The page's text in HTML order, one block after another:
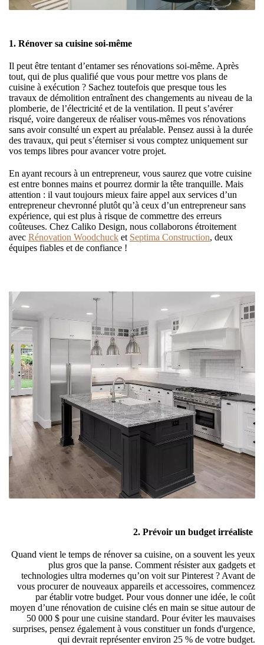
1. Rénover sa cuisine soi-même
Il peut être tentant d’entamer ses rénovations soi-même. Après
tout, qui de plus qualifié que vous pour mettre vos plans de
cuisine à exécution ? Sachez toutefois que presque tous les
travaux de démolition entraînent des changements au niveau de la
plomberie, de l’électricité et de la ventilation. Il peut s’avérer
risqué, voire dangereux de réaliser vous-mêmes vos rénovations
sans avoir consulté un expert au préalable. Pensez aussi à la durée
des travaux, qui peut s’éterniser si vous comptez uniquement sur
vos temps libres pour avancer votre projet.
En ayant recours à un entrepreneur, vous saurez que votre cuisine
est entre bonnes mains et pourrez dormir la tête tranquille. Mais
attention : il vaut toujours mieux faire appel aux services d’un
entrepreneur chevronné plutôt qu’à ceux d’un entrepreneur sans
expérience, qui est plus à risque de commettre des erreurs
coûteuses. Chez Caliko Design, nous collaborons étroitement
avec Rénovation Woodchuck et Septima Construction, deux
équipes fiables et de confiance !
2. Prévoir un budget irréaliste
Quand vient le temps de rénover sa cuisine, on a souvent les yeux
plus gros que la panse. Comment résister aux gadgets et
technologies ultra modernes qu’on voit sur Pinterest ? Avant de
vous procurer de nouveaux appareils et accessoires, commencez
par établir votre budget. Pour vous donner une idée, le coût
moyen d’une rénovation de cuisine clés en main se situe autour de
50 000 $ pour une cuisine standard. Pour éviter les mauvaises
surprises, pensez également à vous constituer un fonds d'urgence,
qui devrait représenter environ 25 % de votre budget.